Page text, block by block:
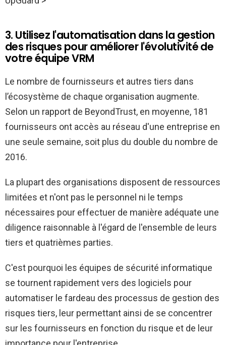
3. Utilisez l'automatisation dans la gestion
des risques pour améliorer l'évolutivité de
votre équipe VRM
Le nombre de fournisseurs et autres tiers dans
l’écosystème de chaque organisation augmente.
Selon un rapport de BeyondTrust, en moyenne, 181
fournisseurs ont accès au réseau d'une entreprise en
une seule semaine, soit plus du double du nombre de
2016.
La plupart des organisations disposent de ressources
limitées et n'ont pas le personnel ni le temps
nécessaires pour effectuer de manière adéquate une
diligence raisonnable à l'égard de l'ensemble de leurs
tiers et quatrièmes parties.
C'est pourquoi les équipes de sécurité informatique
se tournent rapidement vers des logiciels pour
automatiser le fardeau des processus de gestion des
risques tiers, leur permettant ainsi de se concentrer
sur les fournisseurs en fonction du risque et de leur